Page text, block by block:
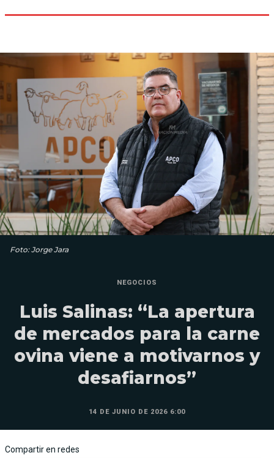
Foto: Jorge Jara
NEGOCIOS
Luis Salinas: “La apertura
de mercados para la carne
ovina viene a motivarnos y
desafiarnos”
14 DE JUNIO DE 2026 6:00
Compartir en redes